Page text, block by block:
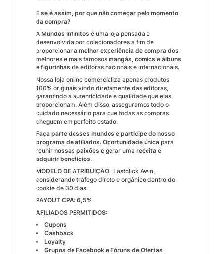
E se é assim, por que não começar pelo momento
da compra?
A Mundos Infinitos é uma loja pensada e
desenvolvida por colecionadores a fim de
proporcionar a melhor experiência de compra dos
melhores e mais famosos mangás, comics e álbuns
e figurinhas de editoras nacionais e internacionais.
Nossa loja online comercializa apenas produtos
100% originais vindo diretamente das editoras,
garantindo a autenticidade e qualidade que elas
proporcionam. Além disso, asseguramos todo o
cuidado necessário para que todas as compras
cheguem em perfeito estado.
Faça parte desses mundos e participe do nosso
programa de afiliados. Oportunidade única para
reunir nossas paixões e gerar uma receita e
adquirir benefícios.
MODELO DE ATRIBUIÇÃO: Lastclick Awin,
considerando tráfego direto e orgânico dentro do
cookie de 30 dias.
PAYOUT CPA: 6,5%
AFILIADOS PERMITIDOS:
Cupons
Cashback
Loyalty
Grupos de Facebook e Fóruns de Ofertas